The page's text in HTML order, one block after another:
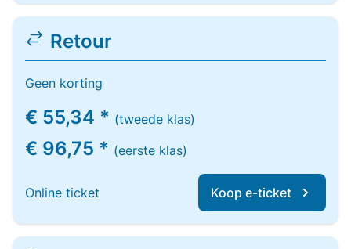
Retour
Geen korting
€ 55,34 * (tweede klas)
€ 96,75 * (eerste klas)
Online ticket Koop e-ticket